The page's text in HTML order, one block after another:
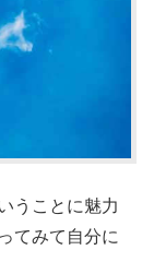
うことに魅力
てみて自分に